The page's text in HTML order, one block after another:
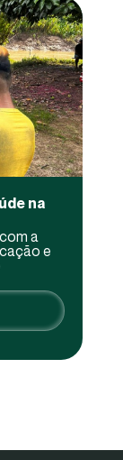
na
a
e